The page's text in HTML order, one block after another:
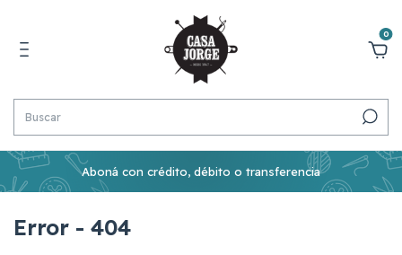
0
Aboná con crédito, débito o transferencia
Error - 404